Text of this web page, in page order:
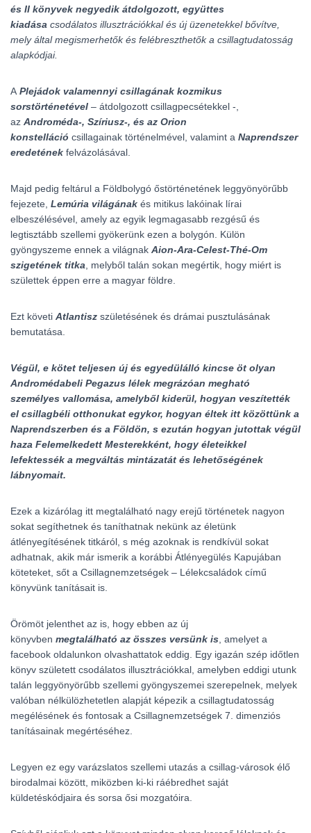
és II könyvek negyedik átdolgozott, együttes
kiadása csodálatos illusztrációkkal és új üzenetekkel bővítve,
mely által megismerhetők és felébreszthetők a csillagtudatosság
alapkódjai.
A Plejádok valamennyi csillagának kozmikus
sorstörténetével – átdolgozott csillagpecsétekkel -,
az Androméda-, Szíriusz-, és az Orion
konstelláció csillagainak történelmével, valamint a Naprendszer
eredetének felvázolásával.
Majd pedig feltárul a Földbolygó őstörténetének leggyönyörűbb
fejezete, Lemúria világának és mitikus lakóinak lírai
elbeszélésével, amely az egyik legmagasabb rezgésű és
legtisztább szellemi gyökerünk ezen a bolygón. Külön
gyöngyszeme ennek a világnak Aion-Ara-Celest-Thé-Om
szigetének titka , melyből talán sokan megértik, hogy miért is
születtek éppen erre a magyar földre.
Ezt követi Atlantisz születésének és drámai pusztulásának
bemutatása.
Végül, e kötet teljesen új és egyedülálló kincse öt olyan
Andromédabeli Pegazus lélek megrázóan megható
személyes vallomása, amelyből kiderül, hogyan veszítették
el csillagbéli otthonukat egykor, hogyan éltek itt közöttünk a
Naprendszerben és a Földön, s ezután hogyan jutottak végül
haza Felemelkedett Mesterekként, hogy életeikkel
lefektessék a megváltás mintázatát és lehetőségének
lábnyomait.
Ezek a kizárólag itt megtalálható nagy erejű történetek nagyon
sokat segíthetnek és taníthatnak nekünk az életünk
átlényegítésének titkáról, s még azoknak is rendkívül sokat
adhatnak, akik már ismerik a korábbi Átlényegülés Kapujában
köteteket, sőt a Csillagnemzetségek – Lélekcsaládok című
könyvünk tanításait is.
Örömöt jelenthet az is, hogy ebben az új
könyvben megtalálható az összes versünk is , amelyet a
facebook oldalunkon olvashattatok eddig. Egy igazán szép időtlen
könyv született csodálatos illusztrációkkal, amelyben eddigi utunk
talán leggyönyörűbb szellemi gyöngyszemei szerepelnek, melyek
valóban nélkülözhetetlen alapját képezik a csillagtudatosság
megélésének és fontosak a Csillagnemzetségek 7. dimenziós
tanításainak megértéséhez.
Legyen ez egy varázslatos szellemi utazás a csillag-városok élő
birodalmai között, miközben ki-ki ráébredhet saját
küldetéskódjaira és sorsa ősi mozgatóira.